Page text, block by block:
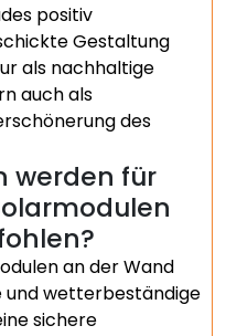
positiv
Gestaltung
als nachhaltige
auch als
des
werden für
an der Wand
und wetterbeständige
sichere